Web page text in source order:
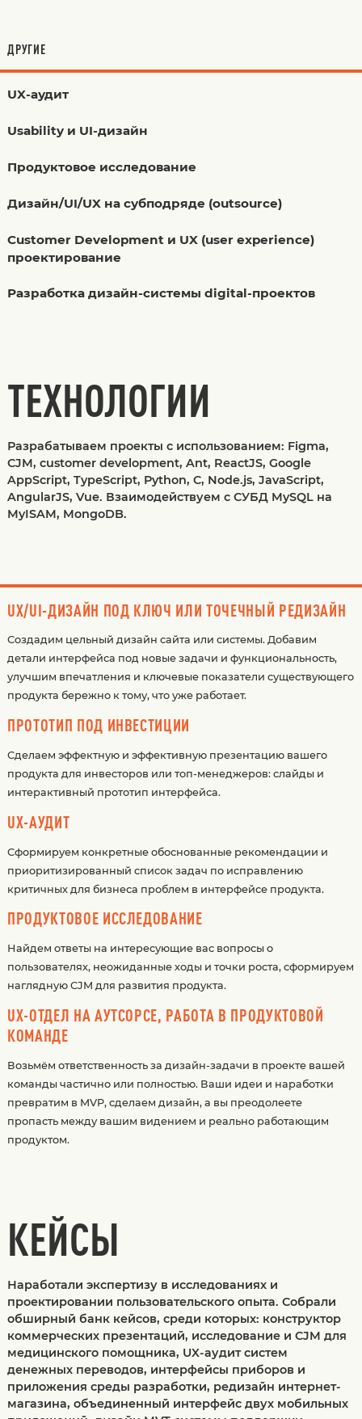
ДРУГИЕ
UX-аудит
Usability и UI-дизайн
Продуктовое исследование
Дизайн/UI/UX на субподряде (outsource)
Customer Development и UX (user experience)
проектирование
Разработка дизайн-системы digital-проектов
ТЕХНОЛОГИИ
Разрабатываем проекты с использованием: Figma,
CJM, customer development, Ant, ReactJS, Google
AppScript, TypeScript, Python, C, Node.js, JavaScript,
AngularJS, Vue. Взаимодействуем с СУБД MySQL на
MyISAM, MongoDB.
UX/UI-ДИЗАЙН ПОД КЛЮЧ ИЛИ ТОЧЕЧНЫЙ РЕДИЗАЙН
Создадим цельный дизайн сайта или системы. Добавим
детали интерфейса под новые задачи и функциональность,
улучшим впечатления и ключевые показатели существующего
продукта бережно к тому, что уже работает.
ПРОТОТИП ПОД ИНВЕСТИЦИИ
Сделаем эффектную и эффективную презентацию вашего
продукта для инвесторов или топ-менеджеров: слайды и
интерактивный прототип интерфейса.
UX-АУДИТ
Сформируем конкретные обоснованные рекомендации и
приоритизированный список задач по исправлению
критичных для бизнеса проблем в интерфейсе продукта.
ПРОДУКТОВОЕ ИССЛЕДОВАНИЕ
Найдем ответы на интересующие вас вопросы о
пользователях, неожиданные ходы и точки роста, сформируем
наглядную CJM для развития продукта.
UX-ОТДЕЛ НА АУТСОРСЕ, РАБОТА В ПРОДУКТОВОЙ
КОМАНДЕ
Возьмём ответственность за дизайн-задачи в проекте вашей
команды частично или полностью. Ваши идеи и наработки
превратим в MVP, сделаем дизайн, а вы преодолеете
пропасть между вашим видением и реально работающим
продуктом.
КЕЙСЫ
Наработали экспертизу в исследованиях и
проектировании пользовательского опыта. Собрали
обширный банк кейсов, среди которых: конструктор
коммерческих презентаций, исследование и CJM для
медицинского помощника, UX-аудит систем
денежных переводов, интерфейсы приборов и
приложения среды разработки, редизайн интернет-
магазина, объединенный интерфейс двух мобильных